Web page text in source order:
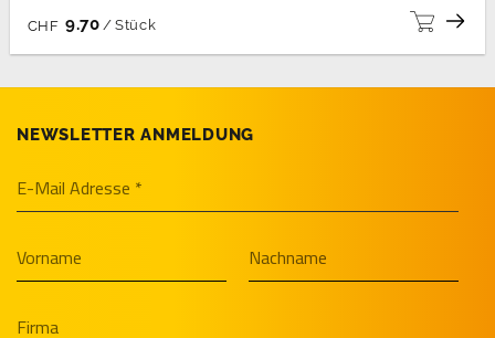
CHF 9.70 / Stück
NEWSLETTER ANMELDUNG